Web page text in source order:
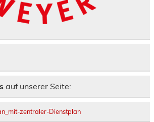
auf unserer Seite:
zentraler-Dienstplan